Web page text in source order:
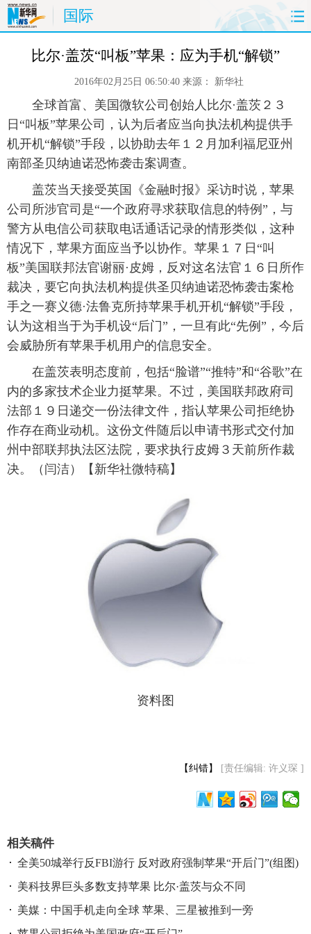
国际
首页 时政 国际 财经
体育 人事
时尚 思客 地方 法治
港澳 台湾
科技 能源 房产 公司
图片 视频 彩票 食品
旅游 健康 信息化 数据
金融 公益 军事 无人机
富媒体 摄影 新华广播
新华电视中文 新华电视英文 返回PC
比尔·盖茨“叫板”苹果：应为手机“解锁”
2016年02月25日 06:50:40 来源： 新华社
全球首富、美国微软公司创始人比尔·盖茨２３
日“叫板”苹果公司，认为后者应当向执法机构提供手
机开机“解锁”手段，以协助去年１２月加利福尼亚州
南部圣贝纳迪诺恐怖袭击案调查。
盖茨当天接受英国《金融时报》采访时说，苹果
公司所涉官司是“一个政府寻求获取信息的特例”，与
警方从电信公司获取电话通话记录的情形类似，这种
情况下，苹果方面应当予以协作。苹果１７日“叫
板”美国联邦法官谢丽·皮姆，反对这名法官１６日所作
裁决，要它向执法机构提供圣贝纳迪诺恐怖袭击案枪
手之一赛义德·法鲁克所持苹果手机开机“解锁”手段，
认为这相当于为手机设“后门”，一旦有此“先例”，今后
会威胁所有苹果手机用户的信息安全。
在盖茨表明态度前，包括“脸谱”“推特”和“谷歌”在
内的多家技术企业力挺苹果。不过，美国联邦政府司
法部１９日递交一份法律文件，指认苹果公司拒绝协
作存在商业动机。这份文件随后以申请书形式交付加
州中部联邦执法区法院，要求执行皮姆３天前所作裁
决。（闫洁）【新华社微特稿】
资料图
【纠错】 [责任编辑: 许义琛 ]
相关稿件
全美50城举行反FBI游行 反对政府强制苹果“开后门”(组图)
美科技界巨头多数支持苹果 比尔·盖茨与众不同
美媒：中国手机走向全球 苹果、三星被推到一旁